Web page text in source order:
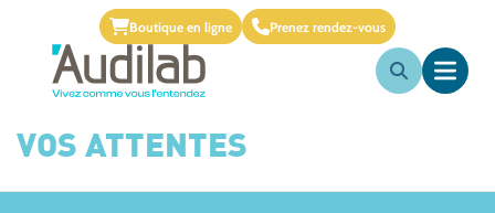
Boutique en ligne Prenez rendez-vous
VOS ATTENTES